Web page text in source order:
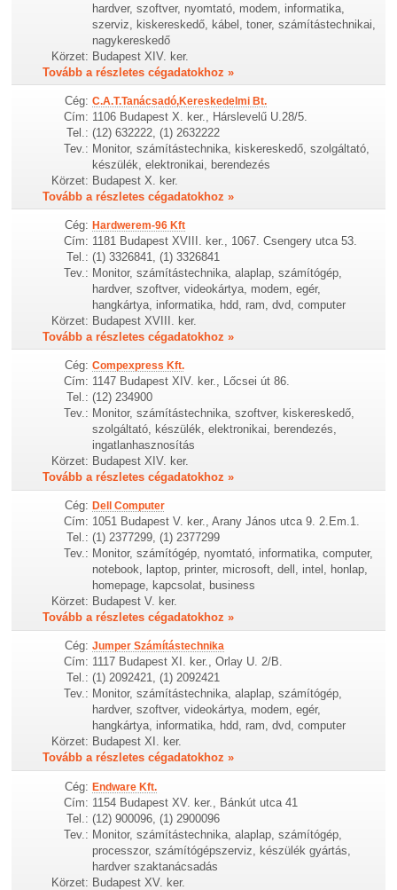
hardver, szoftver, nyomtató, modem, informatika,
szerviz, kiskereskedő, kábel, toner, számítástechnikai,
nagykereskedő
Körzet: Budapest XIV. ker.
Tovább a részletes cégadatokhoz »
Cég: C.A.T.Tanácsadó,Kereskedelmi Bt.
Cím: 1106 Budapest X. ker., Hárslevelű U.28/5.
Tel.: (12) 632222, (1) 2632222
Tev.: Monitor, számítástechnika, kiskereskedő, szolgáltató,
készülék, elektronikai, berendezés
Körzet: Budapest X. ker.
Tovább a részletes cégadatokhoz »
Cég: Hardwerem-96 Kft
Cím: 1181 Budapest XVIII. ker., 1067. Csengery utca 53.
Tel.: (1) 3326841, (1) 3326841
Tev.: Monitor, számítástechnika, alaplap, számítógép,
hardver, szoftver, videokártya, modem, egér,
hangkártya, informatika, hdd, ram, dvd, computer
Körzet: Budapest XVIII. ker.
Tovább a részletes cégadatokhoz »
Cég: Compexpress Kft.
Cím: 1147 Budapest XIV. ker., Lőcsei út 86.
Tel.: (12) 234900
Tev.: Monitor, számítástechnika, szoftver, kiskereskedő,
szolgáltató, készülék, elektronikai, berendezés,
ingatlanhasznosítás
Körzet: Budapest XIV. ker.
Tovább a részletes cégadatokhoz »
Cég: Dell Computer
Cím: 1051 Budapest V. ker., Arany János utca 9. 2.Em.1.
Tel.: (1) 2377299, (1) 2377299
Tev.: Monitor, számítógép, nyomtató, informatika, computer,
notebook, laptop, printer, microsoft, dell, intel, honlap,
homepage, kapcsolat, business
Körzet: Budapest V. ker.
Tovább a részletes cégadatokhoz »
Cég: Jumper Számítástechnika
Cím: 1117 Budapest XI. ker., Orlay U. 2/B.
Tel.: (1) 2092421, (1) 2092421
Tev.: Monitor, számítástechnika, alaplap, számítógép,
hardver, szoftver, videokártya, modem, egér,
hangkártya, informatika, hdd, ram, dvd, computer
Körzet: Budapest XI. ker.
Tovább a részletes cégadatokhoz »
Cég: Endware Kft.
Cím: 1154 Budapest XV. ker., Bánkút utca 41
Tel.: (12) 900096, (1) 2900096
Tev.: Monitor, számítástechnika, alaplap, számítógép,
processzor, számítógépszerviz, készülék gyártás,
hardver szaktanácsadás
Körzet: Budapest XV. ker.